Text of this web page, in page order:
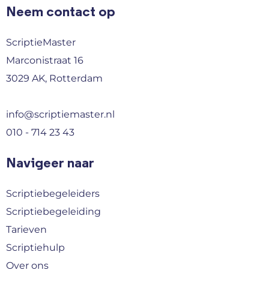
Neem contact op
ScriptieMaster
Marconistraat 16
3029 AK, Rotterdam
info@scriptiemaster.nl
010 - 714 23 43
Navigeer naar
Scriptiebegeleiders
Scriptiebegeleiding
Tarieven
Scriptiehulp
Over ons